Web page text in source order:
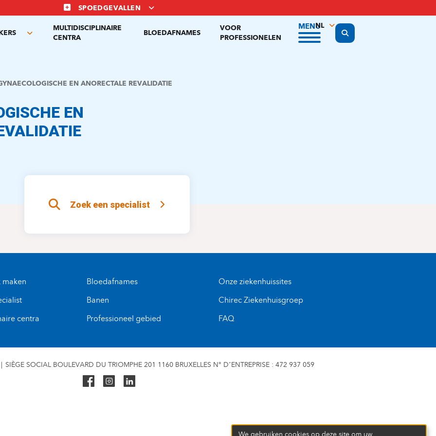
SPOEDGEVALLEN
Toggle
MULTIDISCIPLINAIRE
CENTRA
BLOEDAFNAMES
VOOR
PROFESSIONELEN
MENU
Display the search form
NL
FR
EN ANORECTALE REVALIDATIE
EN
Zoek een specialist
maken
centra
Bloedafnames
Banen
Professioneel gebied
Onze ziekenhuissites
Chirec Ziekenhuisgroep
FAQ
SIÈGE SOCIAL BOULEVARD DU TRIOMPHE 201 1160 BRUXELLES N° D’ENTREPRISE : 472 937 059
We gebruiken cookies op deze site om uw